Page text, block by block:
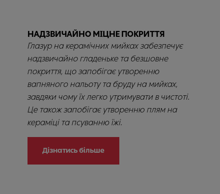
НАДЗВИЧАЙНО МІЦНЕ ПОКРИТТЯ
Глазур на керамічних мийках забезпечує
надзвичайно гладеньке та безшовне
покриття, що запобігає утворенню
вапняного нальоту та бруду на мийках,
завдяки чому їх легко утримувати в чистоті.
Це також запобігає утворенню плям на
кераміці та псуванню їжі.
Дізнатись більше